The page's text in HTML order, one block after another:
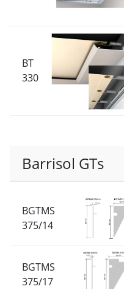
BT
330
Barrisol GTs
BGTMS
375/14
BGTMS
375/17